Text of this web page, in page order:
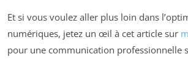
Et si vous voulez aller plus loin dans
numériques, jetez un œil à cet article sur
pour une communication professionnelle